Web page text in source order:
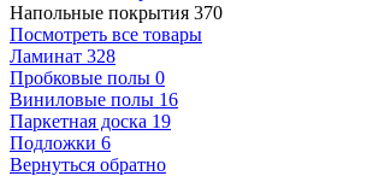
Напольные покрытия 370
Посмотреть все товары
Ламинат 328
Пробковые полы 0
Виниловые полы 16
Паркетная доска 19
Подложки 6
Вернуться обратно